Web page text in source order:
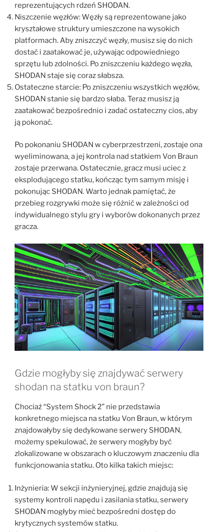
reprezentujących rdzeń SHODAN.
Niszczenie węzłów: Węzły są reprezentowane jako
kryształowe struktury umieszczone na wysokich
platformach. Aby zniszczyć węzły, musisz się do nich
dostać i zaatakować je, używając odpowiedniego
sprzętu lub zdolności. Po zniszczeniu każdego węzła,
SHODAN staje się coraz słabsza.
Ostateczne starcie: Po zniszczeniu wszystkich węzłów,
SHODAN stanie się bardzo słaba. Teraz musisz ją
zaatakować bezpośrednio i zadać ostateczny cios, aby
ją pokonać.
Po pokonaniu SHODAN w cyberprzestrzeni, zostaje ona
wyeliminowana, a jej kontrola nad statkiem Von Braun
zostaje przerwana. Ostatecznie, gracz musi uciec z
eksplodującego statku, kończąc tym samym misję i
pokonując SHODAN. Warto jednak pamiętać, że
przebieg rozgrywki może się różnić w zależności od
indywidualnego stylu gry i wyborów dokonanych przez
gracza.
Gdzie mogłyby się znajdywać serwery
shodan na statku von braun?
Chociaż “System Shock 2” nie przedstawia
konkretnego miejsca na statku Von Braun, w którym
znajdowałyby się dedykowane serwery SHODAN,
możemy spekulować, że serwery mogłyby być
zlokalizowane w obszarach o kluczowym znaczeniu dla
funkcjonowania statku. Oto kilka takich miejsc:
Inżynieria: W sekcji inżynieryjnej, gdzie znajdują się
systemy kontroli napędu i zasilania statku, serwery
SHODAN mogłyby mieć bezpośredni dostęp do
krytycznych systemów statku.